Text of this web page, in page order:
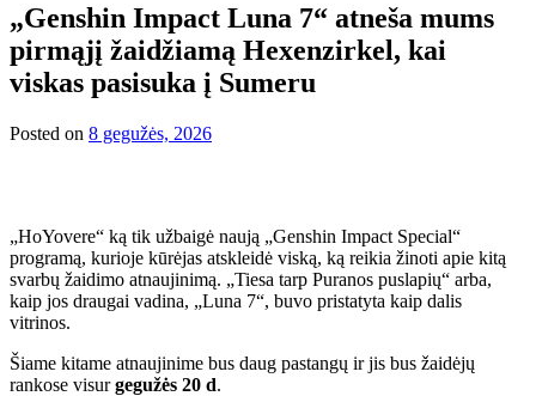
„Genshin Impact Luna 7“ atneša mums
pirmąjį žaidžiamą Hexenzirkel, kai
viskas pasisuka į Sumeru
Posted on 8 gegužės, 2026
„HoYovere“ ką tik užbaigė naują „Genshin Impact Special“
programą, kurioje kūrėjas atskleidė viską, ką reikia žinoti apie kitą
svarbų žaidimo atnaujinimą. „Tiesa tarp Puranos puslapių“ arba,
kaip jos draugai vadina, „Luna 7“, buvo pristatyta kaip dalis
vitrinos.
Šiame kitame atnaujinime bus daug pastangų ir jis bus žaidėjų
rankose visurgegužės 20 d.